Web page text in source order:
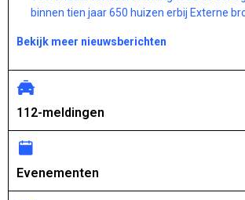
binnen tien jaar 650 huizen erbij Externe
Bekijk meer nieuwsberichten
112-meldingen
Evenementen